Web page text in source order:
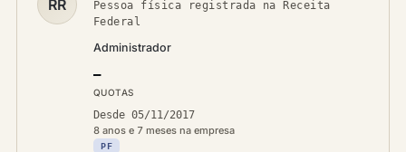
RR
Pessoa física registrada na Receita
Federal
Administrador
—
QUOTAS
Desde 05/11/2017
8 anos e 7 meses na empresa
PF